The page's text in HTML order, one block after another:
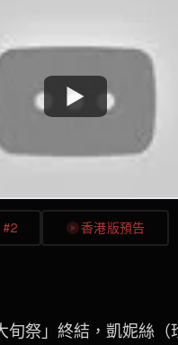
Watch
#2 香港版預告
旬祭」終結，凱妮絲（